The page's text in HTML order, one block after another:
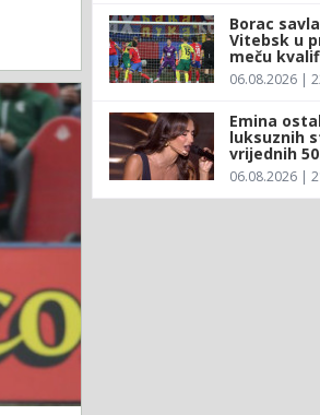
Borac
Vitebsk u
meču
06.08.2026 |
Emina
luksuznih
vrijednih
06.08.2026 |